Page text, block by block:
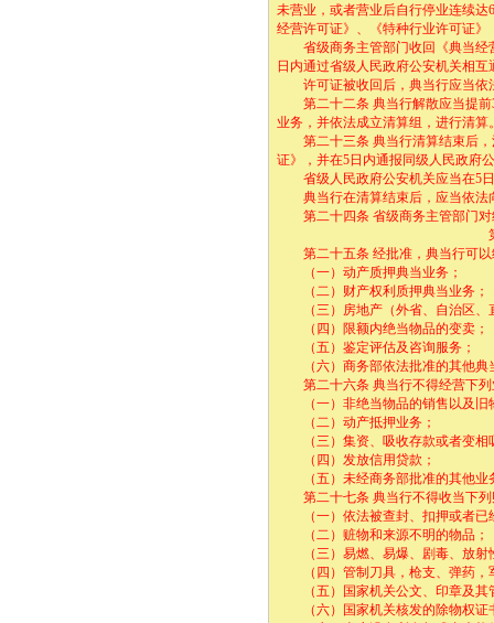
未营业，或者营业后自行停业连续
经营许可证》、《特种行业许可证
省级商务主管部门收回《典当经
日内通过省级人民政府公安机关相互
许可证被收回后，典当行应当依
第二十二条 典当行解散应当提前3
业务，并依法成立清算组，进行清算
第二十三条 典当行清算结束后，
证》，并在5日内通报同级人民政府
省级人民政府公安机关应当在5日
典当行在清算结束后，应当依法
第二十四条 省级商务主管部门对
第四章 经
第二十五条 经批准，典当行可以
（一）动产质押典当业务；
（二）财产权利质押典当业务；
（三）房地产（外省、自治区、
（四）限额内绝当物品的变卖；
（五）鉴定评估及咨询服务；
（六）商务部依法批准的其他典
第二十六条 典当行不得经营下列
（一）非绝当物品的销售以及旧
（二）动产抵押业务；
（三）集资、吸收存款或者变相
（四）发放信用贷款；
（五）未经商务部批准的其他业
第二十七条 典当行不得收当下列
（一）依法被查封、扣押或者已
（二）赃物和来源不明的物品；
（三）易燃、易爆、剧毒、放射
（四）管制刀具，枪支、弹药，
（五）国家机关公文、印章及其
（六）国家机关核发的除物权证